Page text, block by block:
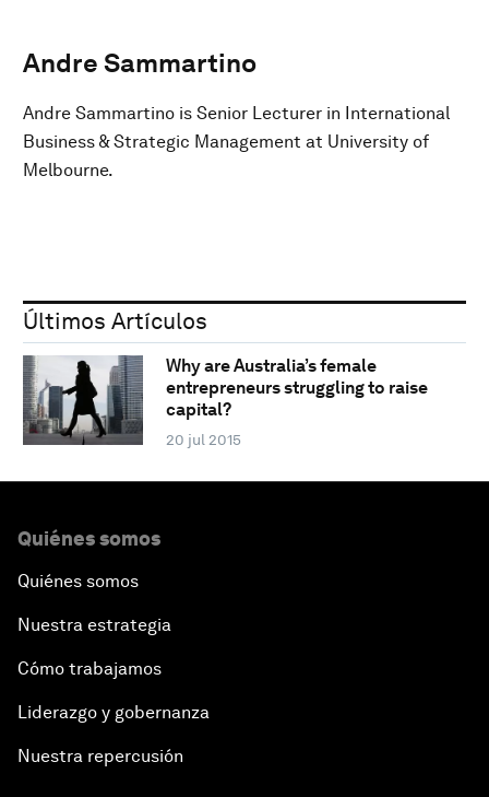
Andre Sammartino
Andre Sammartino is Senior Lecturer in International
Business & Strategic Management at University of
Melbourne.
Últimos Artículos
Why are Australia’s female
entrepreneurs struggling to raise
capital?
20 jul 2015
Quiénes somos
Quiénes somos
Nuestra estrategia
Cómo trabajamos
Liderazgo y gobernanza
Nuestra repercusión